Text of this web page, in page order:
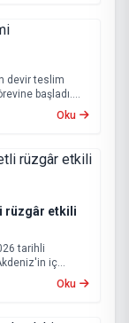
devir teslim
başladı.
bu ülkenin her
Oku
rüzgâr etkili
tarihli
iç
yağış
Oku